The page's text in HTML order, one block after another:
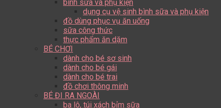
bình sữa và phụ kiện
dụng cụ vệ sinh bình sữa và phụ kiện
đồ dùng phục vụ ăn uống
sữa công thức
thực phẩm ăn dặm
BÉ CHƠI
dành cho bé sơ sinh
dành cho bé gái
dành cho bé trai
đồ chơi thông minh
BÉ ĐI RA NGOÀI
ba lô, túi xách bỉm sữa